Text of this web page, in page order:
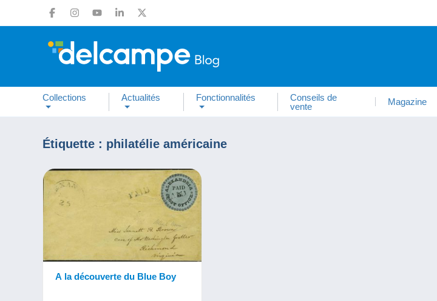
Collections Actualités Fonctionnalités
Conseils de
vente
Magazine
Étiquette : philatélie américaine
A la découverte du Blue Boy